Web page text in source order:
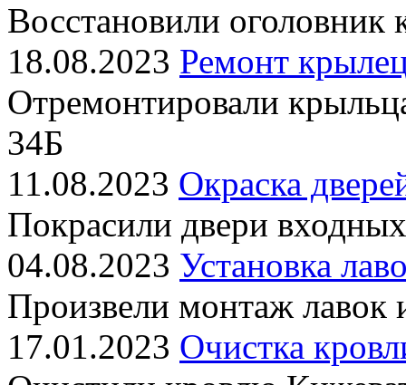
Восстановили
18.08.2023 Ремонт
Отремонтировали
34Б
11.08.2023 Окраска
Покрасили двери
04.08.2023 Установка
Произвели монтаж
17.01.2023 Очистка